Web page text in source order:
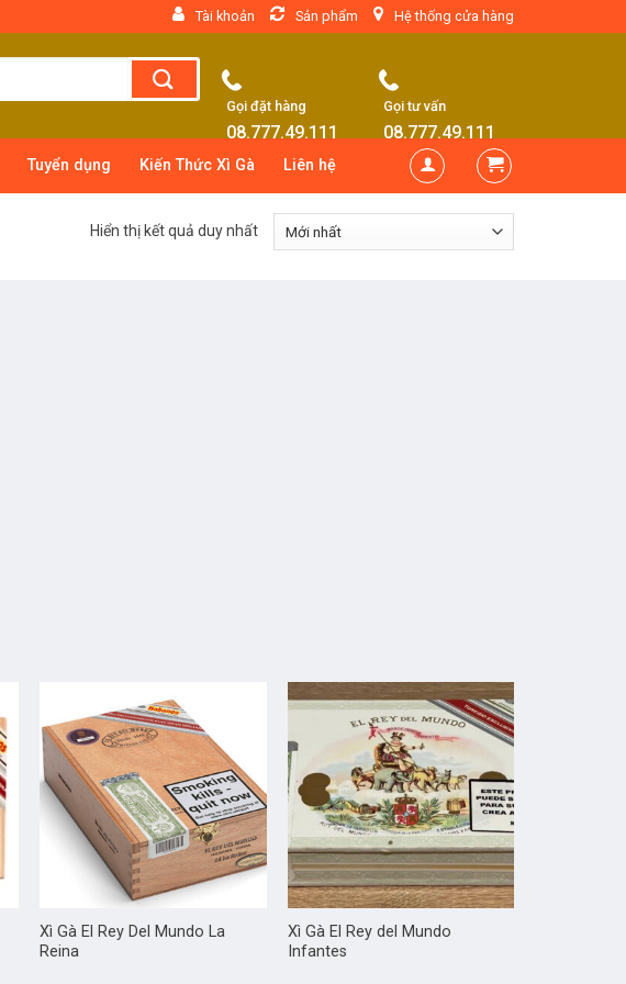
Tài khoản Sản phẩm Hệ thống cửa hàng
Gọi đặt hàng
08.777.49.111
Gọi tư vấn
08.777.49.111
Tuyển dụng Kiến Thức Xì Gà Liên hệ
Hiển thị kết quả duy nhất
Xì Gà El Rey Del Mundo La
Reina
Xì Gà El Rey del Mundo
Infantes